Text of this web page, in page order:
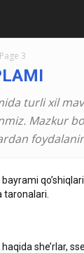
Page 3
turli xil
Mazkur
taronalari.
she’rlar,